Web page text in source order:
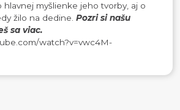
hlavnej myšlienke jeho tvorby, aj o
žilo na dedine. Pozri si našu
sa viac.
watch?v=vwc4M-